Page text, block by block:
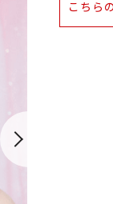
こちら